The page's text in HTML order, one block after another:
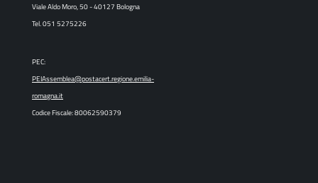
Viale Aldo Moro, 50 - 40127 Bologna
Tel. 051 5275226
PEC:
PEIAssemblea@postacert.regione.emilia-
romagna.it
Codice Fiscale: 80062590379